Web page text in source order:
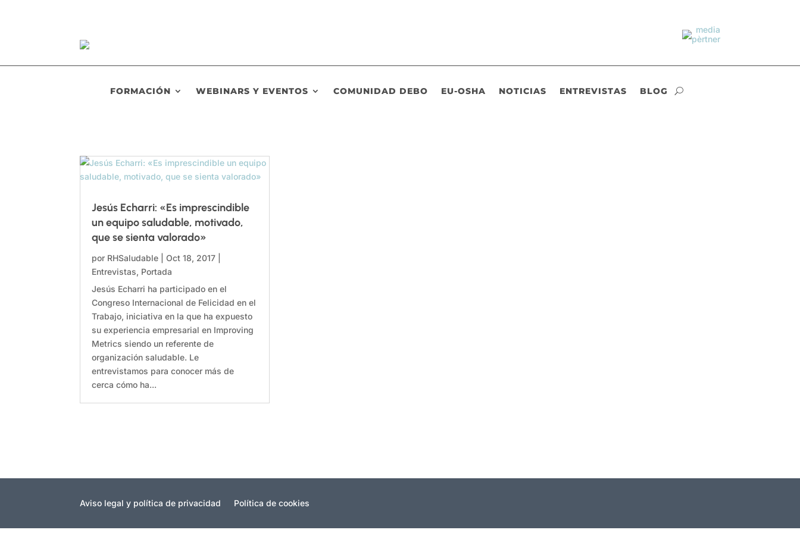
FORMACIÓN WEBINARS Y EVENTOS COMUNIDAD DEBO EU-OSHA NOTICIAS ENTREVISTAS BLOG
Jesús Echarri: «Es imprescindible
un equipo saludable, motivado,
que se sienta valorado»
por RHSaludable |Oct 18, 2017
Entrevistas, Portada
Jesús Echarri ha participado en el
Congreso Internacional de Felicidad en el
Trabajo, iniciativa en la que ha expuesto
su experiencia empresarial en Improving
Metrics siendo un referente de
organización saludable. Le
entrevistamos para conocer más de
cerca cómo ha...
Aviso legal y política de privacidad Política de cookies